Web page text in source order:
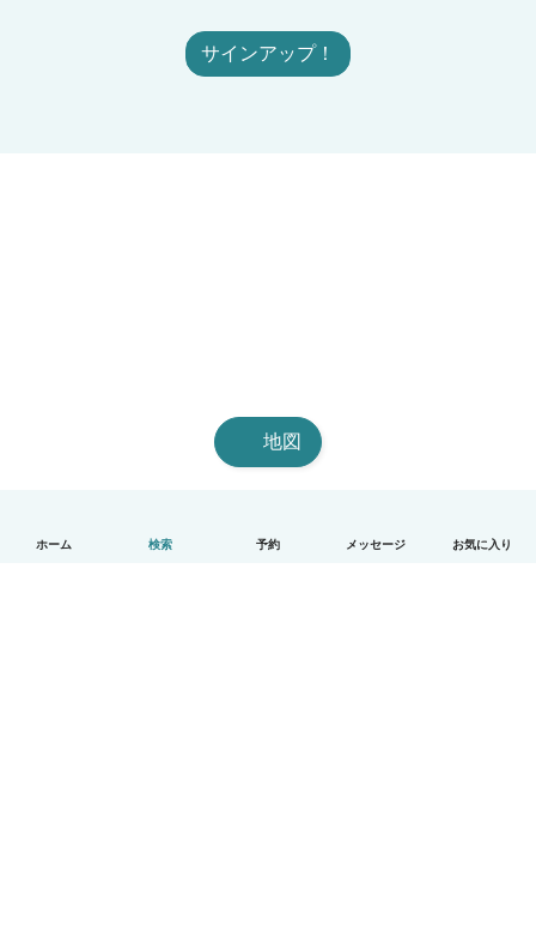
ホーム 検索 予約 メッセージ お気に入り
サインアップ！
地図